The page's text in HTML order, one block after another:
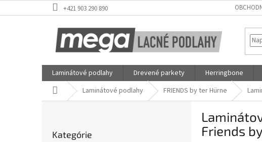
na
+421 903 290 890
Laminátové podlahy Drevené parkety Herringbone
DomovLaminátové podlahy FRIENDS by ter Hürne
kategórie
Kategórie
Friends